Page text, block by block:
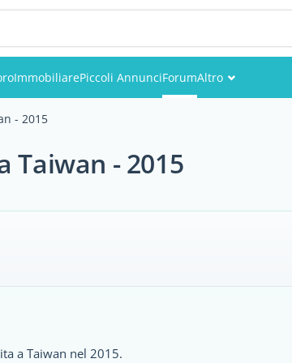
ImmobiliarePiccoli AnnunciForumAltro
- 2015
Taiwan - 2015
a Taiwan nel 2015.